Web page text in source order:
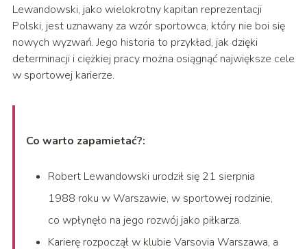
Lewandowski, jako wielokrotny kapitan reprezentacji
Polski, jest uznawany za wzór sportowca, który nie boi się
nowych wyzwań. Jego historia to przykład, jak dzięki
determinacji i ciężkiej pracy można osiągnąć największe cele
w sportowej karierze.
Co warto zapamietać?:
Robert Lewandowski urodził się 21 sierpnia
1988 roku w Warszawie, w sportowej rodzinie,
co wpłynęło na jego rozwój jako piłkarza.
Karierę rozpoczął w klubie Varsovia Warszawa, a